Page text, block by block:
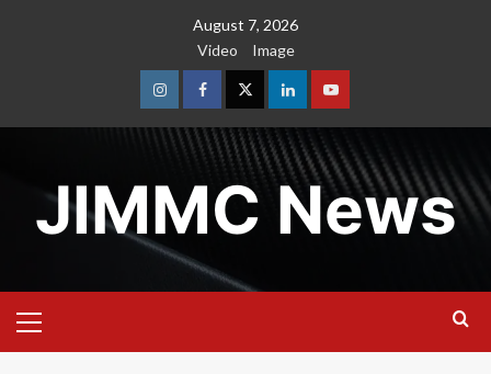
August 7, 2026
Video
Image
InstagramFacebookTwitterLinkedinYoutube
JIMMC News
Menu